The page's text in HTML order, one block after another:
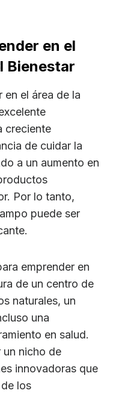
en el
Bienestar
en el área de la
creciente
de cuidar la
a un aumento en
Por lo tanto,
puede ser
emprender en
de un centro de
naturales, un
una
en salud.
nicho de
innovadoras que
los